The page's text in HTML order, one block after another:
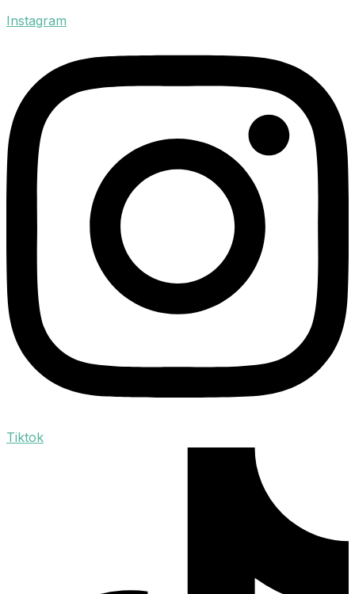
Instagram
Tiktok